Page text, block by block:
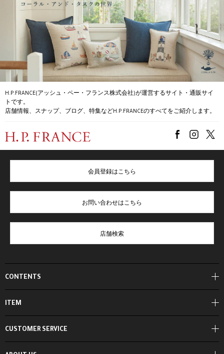
H.P.FRANCE(アッシュ・ペー・フランス株式会社)が運営するサイト・通販サイ
トです。
店舗情報、スナップ、ブログ、特集などH.P.FRANCEのすべてをご紹介します。
CONTENTS
ITEM
会員登録はこちら
お問い合わせはこちら
店舗検索
CUSTOMER SERVICE